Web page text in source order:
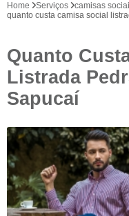
Home Serviços camisas
quanto custa camisa social
Quanto
Listrada
Sapucaí